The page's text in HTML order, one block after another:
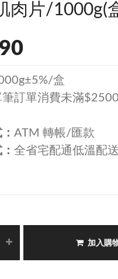
肉片/1000g(
盒
筆訂單消費未滿
ATM 轉帳/匯款
全省宅配通低溫配
加入購